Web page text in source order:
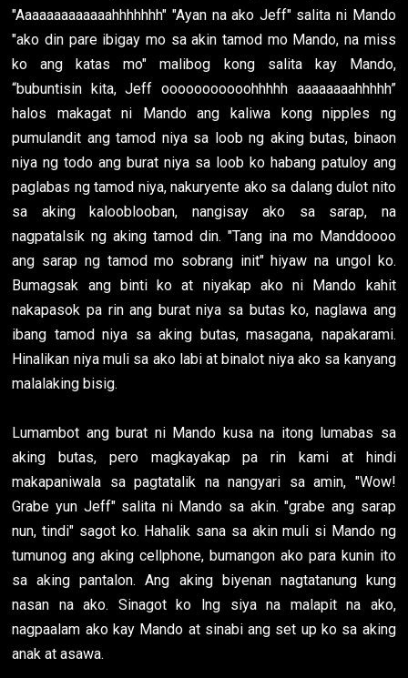
"Aaaaaaaaaaaaahhhhhhh" "Ayan na ako Jeff" salita ni Mando
"ako din pare ibigay mo sa akin tamod mo Mando, na miss
ko ang katas mo" malibog kong salita kay Mando,
“bubuntisin kita, Jeff ooooooooooohhhhh aaaaaaaahhhhh”
halos makagat ni Mando ang kaliwa kong nipples ng
pumulandit ang tamod niya sa loob ng aking butas, binaon
niya ng todo ang burat niya sa loob ko habang patuloy ang
paglabas ng tamod niya, nakuryente ako sa dalang dulot nito
sa aking kalooblooban, nangisay ako sa sarap, na
nagpatalsik ng aking tamod din. "Tang ina mo Manddoooo
ang sarap ng tamod mo sobrang init" hiyaw na ungol ko.
Bumagsak ang binti ko at niyakap ako ni Mando kahit
nakapasok pa rin ang burat niya sa butas ko, naglawa ang
ibang tamod niya sa aking butas, masagana, napakarami.
Hinalikan niya muli sa ako labi at binalot niya ako sa kanyang
malalaking bisig.
Lumambot ang burat ni Mando kusa na itong lumabas sa
aking butas, pero magkayakap pa rin kami at hindi
makapaniwala sa pagtatalik na nangyari sa amin, "Wow!
Grabe yun Jeff" salita ni Mando sa akin. "grabe ang sarap
nun, tindi" sagot ko. Hahalik sana sa akin muli si Mando ng
tumunog ang aking cellphone, bumangon ako para kunin ito
sa aking pantalon. Ang aking biyenan nagtatanung kung
nasan na ako. Sinagot ko lng siya na malapit na ako,
nagpaalam ako kay Mando at sinabi ang set up ko sa aking
anak at asawa.